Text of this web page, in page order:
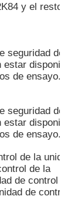
y el resto
seguridad de
estar
de ensayo.
seguridad de
estar
de ensayo.
de la
de la
de control
de control